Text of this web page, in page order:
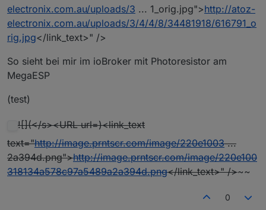
electronix.com.au/uploads/3 ... 1_orig.jpg">http://atoz-
electronix.com.au/uploads/3/4/4/8/34481918/616791_o
rig.jpg</link_text>" />
So sieht bei mir im ioBroker mit Photoresistor am
MegaESP
(test)
![](</s><URL url=)<link_text
text="http://image.prntscr.com/image/220e1003...
2a394d.png">http://image.prntscr.com/image/220e100
318134a578c97a5489a2a394d.png</link_text>" />~~
0